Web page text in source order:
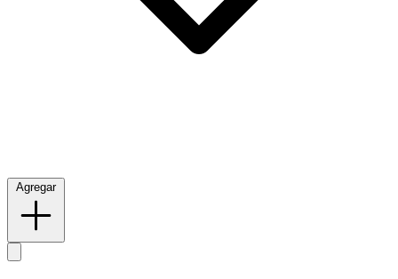
Agregar